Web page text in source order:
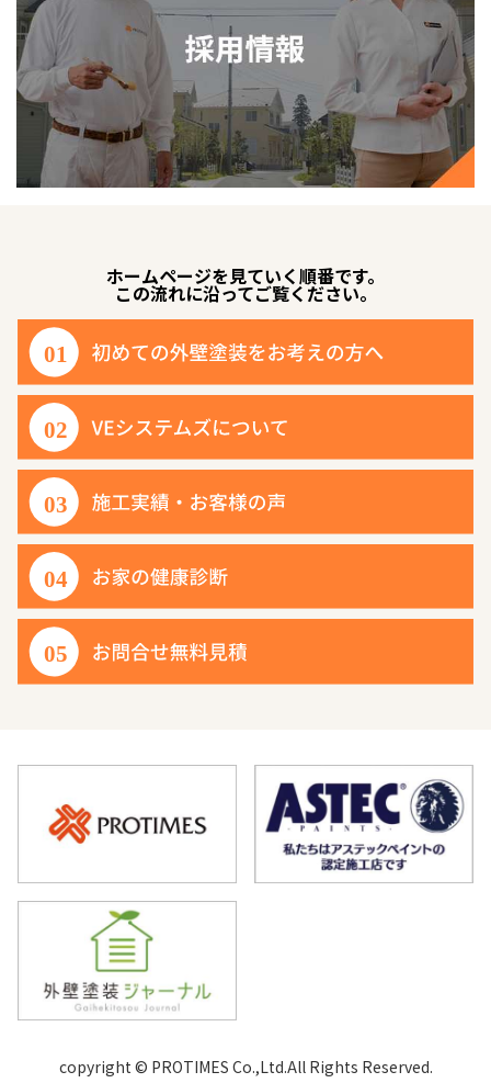
ホームページを見ていく順番です。
この流れに沿ってご覧ください。
copyright © PROTIMES Co.,Ltd.All Rights Reserved.